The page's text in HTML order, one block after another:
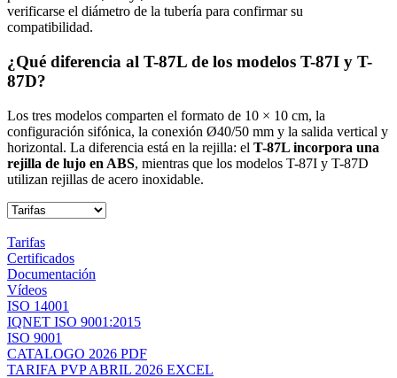
verificarse el diámetro de la tubería para confirmar su
compatibilidad.
¿Qué diferencia al T-87L de los modelos T-87I y T-
87D?
Los tres modelos comparten el formato de 10 × 10 cm, la
configuración sifónica, la conexión Ø40/50 mm y la salida vertical y
horizontal. La diferencia está en la rejilla: el T-87L incorpora una
rejilla de lujo en ABS, mientras que los modelos T-87I y T-87D
utilizan rejillas de acero inoxidable.
Tarifas
Certificados
Documentación
Vídeos
ISO 14001
IQNET ISO 9001:2015
ISO 9001
CATALOGO 2026 PDF
TARIFA PVP ABRIL 2026 EXCEL